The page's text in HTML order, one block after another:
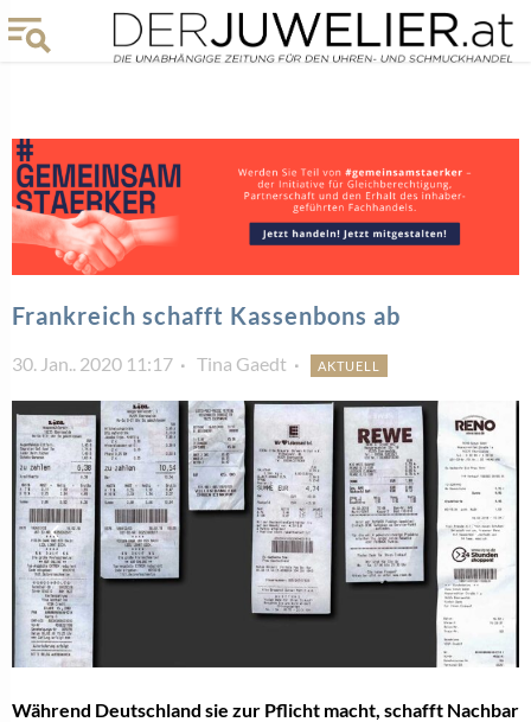
Frankreich schafft Kassenbons ab
30. Jan.. 2020 11:17 Tina Gaedt AKTUELL
Während Deutschland sie zur Pflicht macht, schafft Nachbar